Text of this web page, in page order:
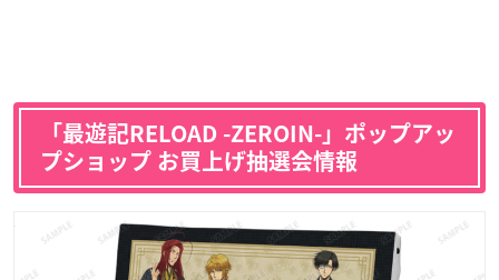
「最遊記RELOAD -ZEROIN-」ポップアッ
プショップ お買上げ抽選会情報